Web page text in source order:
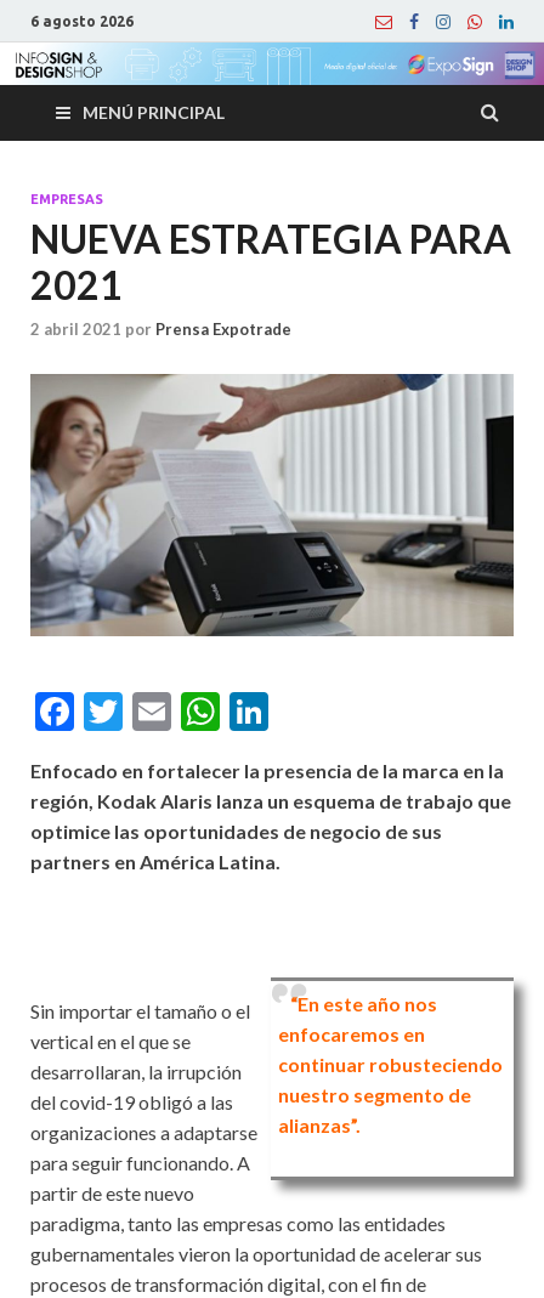
6 agosto 2026
MENÚ PRINCIPAL
EMPRESAS
NUEVA ESTRATEGIA PARA
2021
2 abril 2021 por Prensa Expotrade
F
e
b
o
T
itt
er
E
ai
l
W
at
s
A
ke
dI
n
Enfocado en fortalecer la presencia de la marca en la
región, Kodak Alaris lanza un esquema de trabajo que
optimice las oportunidades de negocio de sus
partners en América Latina.
“En este año nos
enfocaremos en
continuar robusteciendo
nuestro segmento de
alianzas”.
Sin importar el tamaño o el
vertical en el que se
desarrollaran, la irrupción
del covid-19 obligó a las
organizaciones a adaptarse
para seguir funcionando. A
partir de este nuevo
paradigma, tanto las empresas como las entidades
gubernamentales vieron la oportunidad de acelerar sus
procesos de transformación digital, con el fin de